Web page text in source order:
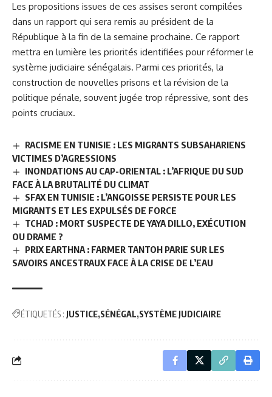
Les propositions issues de ces assises seront compilées
dans un rapport qui sera remis au président de la
République à la fin de la semaine prochaine. Ce rapport
mettra en lumière les priorités identifiées pour réformer le
système judiciaire sénégalais. Parmi ces priorités, la
construction de nouvelles prisons et la révision de la
politique pénale, souvent jugée trop répressive, sont des
points cruciaux.
RACISME EN TUNISIE : LES MIGRANTS SUBSAHARIENS
VICTIMES D’AGRESSIONS
INONDATIONS AU CAP-ORIENTAL : L’AFRIQUE DU SUD
FACE À LA BRUTALITÉ DU CLIMAT
SFAX EN TUNISIE : L’ANGOISSE PERSISTE POUR LES
MIGRANTS ET LES EXPULSÉS DE FORCE
TCHAD : MORT SUSPECTE DE YAYA DILLO, EXÉCUTION
OU DRAME ?
PRIX EARTHNA : FARMER TANTOH PARIE SUR LES
SAVOIRS ANCESTRAUX FACE À LA CRISE DE L’EAU
ÉTIQUETÉS : JUSTICE SÉNÉGAL SYSTÈME JUDICIAIRE